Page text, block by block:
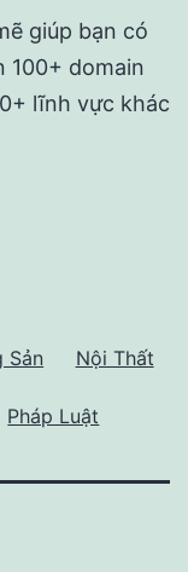
giúp bạn có
100+ domain
lĩnh vực khác
Sản Nội Thất
Pháp Luật